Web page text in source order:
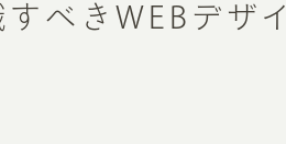
べきWEBデザイ